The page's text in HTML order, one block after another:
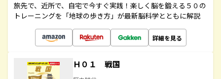
旅先で、近所で、自宅で今すぐ実践！楽しく脳を鍛える５０の
トレーニングを「地球の歩き方」が最新脳科学とともに解説
詳細を見る
Ｈ０１ 戦国